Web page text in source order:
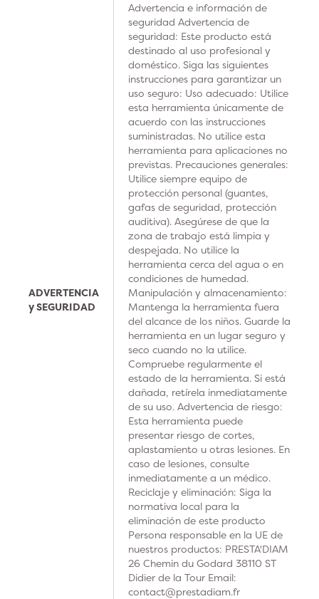
ADVERTENCIA
y SEGURIDAD
Advertencia e información de
seguridad Advertencia de
seguridad: Este producto está
destinado al uso profesional y
doméstico. Siga las siguientes
instrucciones para garantizar un
uso seguro: Uso adecuado: Utilice
esta herramienta únicamente de
acuerdo con las instrucciones
suministradas. No utilice esta
herramienta para aplicaciones no
previstas. Precauciones generales:
Utilice siempre equipo de
protección personal (guantes,
gafas de seguridad, protección
auditiva). Asegúrese de que la
zona de trabajo está limpia y
despejada. No utilice la
herramienta cerca del agua o en
condiciones de humedad.
Manipulación y almacenamiento:
Mantenga la herramienta fuera
del alcance de los niños. Guarde la
herramienta en un lugar seguro y
seco cuando no la utilice.
Compruebe regularmente el
estado de la herramienta. Si está
dañada, retírela inmediatamente
de su uso. Advertencia de riesgo:
Esta herramienta puede
presentar riesgo de cortes,
aplastamiento u otras lesiones. En
caso de lesiones, consulte
inmediatamente a un médico.
Reciclaje y eliminación: Siga la
normativa local para la
eliminación de este producto
Persona responsable en la UE de
nuestros productos: PRESTA'DIAM
26 Chemin du Godard 38110 ST
Didier de la Tour Email:
contact@prestadiam.fr